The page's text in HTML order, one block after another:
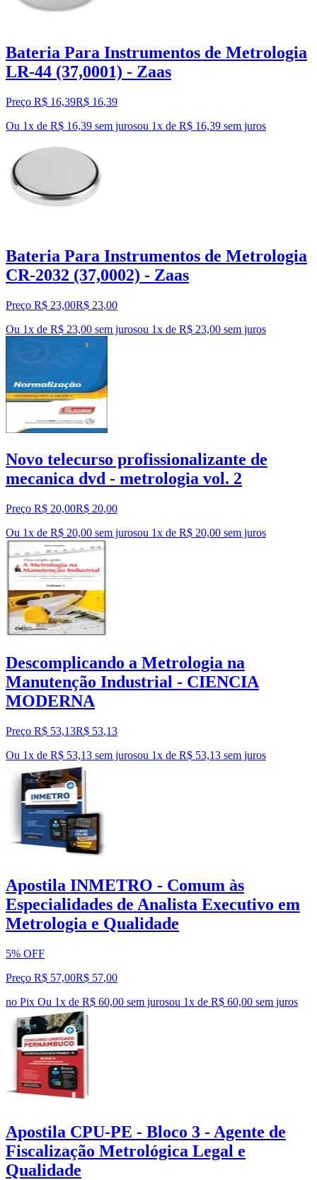
Bateria Para Instrumentos de Metrologia
LR-44 (37,0001) - Zaas
Preço R$ 16,39R$ 16,39
Ou 1x de R$ 16,39 sem jurosou 1x de R$ 16,39 sem juros
Bateria Para Instrumentos de Metrologia
CR-2032 (37,0002) - Zaas
Preço R$ 23,00R$ 23,00
Ou 1x de R$ 23,00 sem jurosou 1x de R$ 23,00 sem juros
Novo telecurso profissionalizante de
mecanica dvd - metrologia vol. 2
Preço R$ 20,00R$ 20,00
Ou 1x de R$ 20,00 sem jurosou 1x de R$ 20,00 sem juros
Descomplicando a Metrologia na
Manutenção Industrial - CIENCIA
MODERNA
Preço R$ 53,13R$ 53,13
Ou 1x de R$ 53,13 sem jurosou 1x de R$ 53,13 sem juros
Apostila INMETRO - Comum às
Especialidades de Analista Executivo em
Metrologia e Qualidade
5% OFF
Preço R$ 57,00R$ 57,00
no Pix Ou 1x de R$ 60,00 sem jurosou 1x de R$ 60,00 sem juros
Apostila CPU-PE - Bloco 3 - Agente de
Fiscalização Metrológica Legal e
Qualidade